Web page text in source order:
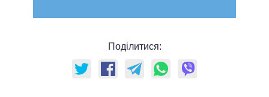
Поділитися: